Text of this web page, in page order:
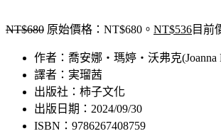
NT$680 原始價格：NT$680。 NT$536目前
作者：喬安娜‧瑪婷‧沃弗克(Joanna
譯者：実瑠茜
出版社：柿子文化
出版日期：2024/09/30
ISBN：9786267408759